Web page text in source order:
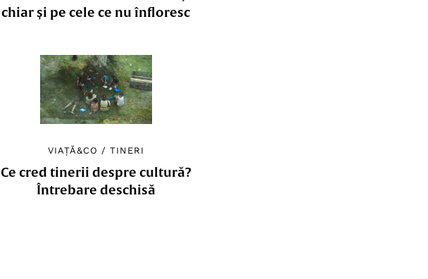
chiar și pe cele ce nu înfloresc
VIAȚĂ&CO /TINERI
Ce cred tinerii despre cultură?
Întrebare deschisă